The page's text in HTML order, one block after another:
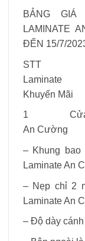
BẢNG
LAMINATE
ĐẾN 15/7/
STT Mô
Khuyến Mãi
1 Cửa gỗ
An Cường
– Khung bao
Laminate An
– Nẹp chỉ 2
Laminate An
– Độ dày cánh